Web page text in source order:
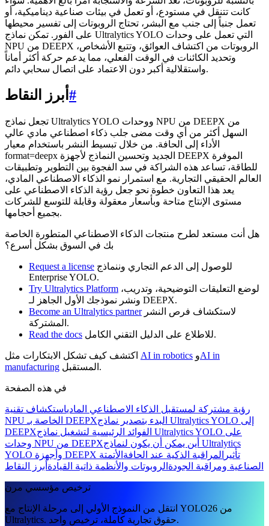
كانت تتنقل في مستودع، أو تعمل في بيئات صناعية ديناميكية، أو
تعمل جنباً إلى جنب مع البشر، تحتاج الروبوتات إلى تفسير محيطها
على الفور. تمكن نماذج Ultralytics YOLO التي تعمل على وحدات
NPU من DEEPX الروبوتات من اكتشاف العوائق، وتتبع الأشخاص،
وتحديد الكائنات في الوقت الفعلي، مما يدعم حركة أكثر أماناً
واستقلالية أكبر دون الاعتماد على اتصال سحابي دائم.
أبرز النقاط #
تجعل نماذج Ultralytics YOLO ووحدات NPU من DEEPX من
السهل أكثر من أي وقت مضى جلب ذكاء اصطناعي مادي عالي
الأداء إلى الحافة. من خلال تبسيط النشر باستخدام معيار
format=deepx الجديد وتحسين النماذج لأجهزة DEEPX الموفرة
للطاقة، تساعد هذه الشراكة في سد الفجوة بين التطوير وتطبيقات
العالم الحقيقي التجارية. مع استمرار نمو الذكاء الاصطناعي المادي،
يعد هذا التعاون خطوة نحو جعل رؤية الذكاء الاصطناعي على
مستوى الإنتاج متاحة وبأسعار معقولة وقابلة للتوسع للشركات
بجميع أحجامها.
هل أنت مستعد لطرح منتجات الذكاء الاصطناعي المتطورة الخاصة
بك في السوق بشكل أسرع؟
Request a license
Enterprise YOLO.
Try Ultralytics Platform
ونشر نموذجك الأول الجاهز لـ DEEPX.
Become an Ultralytics partnerلاستكشاف فرص النشر
المشتركة.
Read the docs
للاطلاع على الدليل التقني الكامل.
AI in robotics وAI in
manufacturing
المستقبل.
في هذه الصفحة
رؤية مشتركة لمستقبل الذكاء الاصطناعي المادياستكشاف تقنية
NPU الخاصة بـ DEEPXالبدء بتصدير نماذج Ultralytics YOLO إلى
DEEPXالفوائد الرئيسية لتشغيل نماذج Ultralytics YOLO على
وحدات NPU من DEEPXأين يمكن أن يكون لنماذج Ultralytics
YOLO وأجهزة DEEPX تأثير المراقبة الذكية عند الحافة الأتمتة
الصناعية ومراقبة الجودة الروبوتات والأنظمة ذاتية القيادة أبرز النقاط
ترخيص مؤسسي مرن
انتقل من النموذج الأولي إلى مرحلة الإنتاج مع YOLO26 من
Ultralytics. حقوق تجارية كاملة، ترخيص واحد.